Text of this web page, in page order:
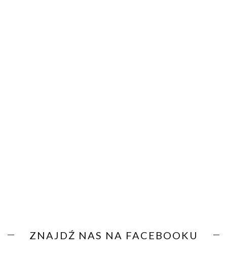
ZNAJDŹ NAS NA FACEBOOKU